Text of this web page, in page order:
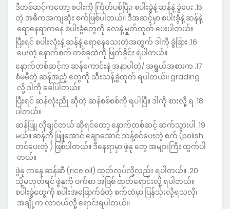
ဒီတစ်ဆင့်ကတော့ စပါးကို ကြိတ်ပစ်ပြီး၊ စပါးခွံနဲ့ ဆန်နဲ့ ခွဲပေး
တဲ့ အဓိကအကျဆုံး စက်ဖြစ်ပါတယ်။ ဒီအဆင့်မှာ စပါးခွံနဲ့ ဆန်နဲ့
ရောနေရာကနေ စပါးခွံတွေကို လေနဲ့ မှုတ်ထုတ် ပေးပါတယ်။
ပြီးရင် စပါးလုံးနဲ့ ဆန်နဲ့ ရောနေသေးတဲ့အတွက် ဒါကို ခွဲခြား
ပေးတဲ့ ‌နောက်စက် တစ်ခုထဲကို ဖြတ်ခိုင်း ရပါတယ်။
နောက်တစ်ဆင့်က ဆန်ကောင်းနဲ့ အနာပါတဲ့/ အရွယ်အစားက
စံမမီတဲ့ ဆန်အညံ့ တွေကို သီးသန့်ခွဲထုတ် ရပါတယ်။ grading
လို့ ဒါကို ခေါ်ပါတယ်။
ပြီးရင် ဆန်လုံးညို ဆိုတဲ့ ဆန်စစ်စစ်ကို ရပါပြီ။ ဒါကို စားလို့ ရ
ပါတယ်။
ဆန်ဖြူ လိုချင်တယ် ဆိုရင်တော့ နောက်တစ်ဆင့် ဆက်သွားပါ
မယ်။ ဆန်ကို ဖြူအောင် ချောအောင် သန့်စင်ပေးတဲ့ စက် (polish
တင်ပေးတဲ့ ) ဖြစ်ပါတယ်။ ဒီနေရာမှာ ဖွဲနု တွေ အများကြီး ထွက်ပါ
တယ်။
ဖွဲနု ကနေ ဆန်ဆီ (rice oil) ထုတ်လုပ်လို့လည်း ရပါတယ်။
သို့မဟုတ်ရင် ဖွဲနုကို ဝက်စာ အဖြစ် ထုတ်ရောင်းလို့ ရပါတယ်။
စပါးခွံတွေကို စပါးအခြောက်ခံတဲ့ စက်ထဲမှာ ပြန်သုံးလို့ရသလို၊
အချို့က လာဝယ်လို့ ရောင်းရပါတယ်။